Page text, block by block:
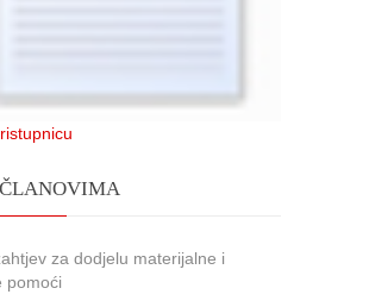
za dodjelu materijalne i
pomoći